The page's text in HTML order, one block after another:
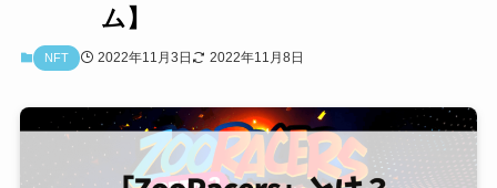
ム】
NFT 2022年11月3日 2022年11月8日